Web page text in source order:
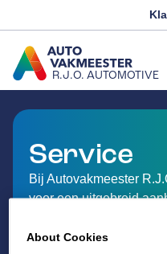
R.J.O. AUTOMOTIVE
GA NAAR DE
Service
Bij Autovakmeester
voor een uitgebreid
About Cookies